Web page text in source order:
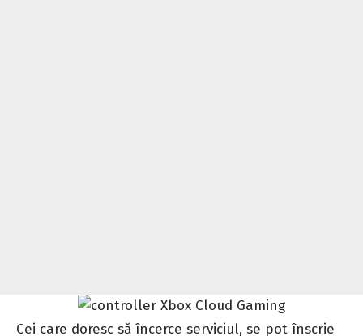
Cei care doresc să încerce serviciul, se pot înscrie